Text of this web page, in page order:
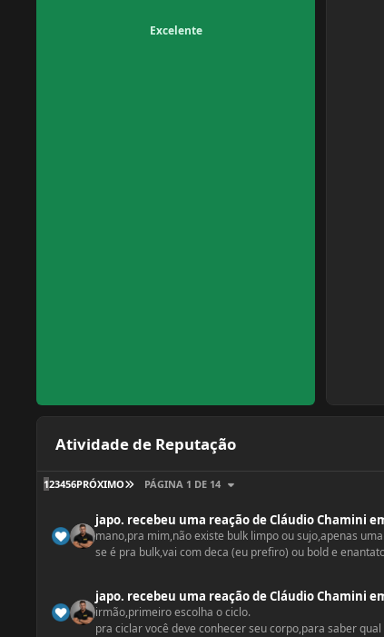
Excelente
Atividade de Reputação
123456PRÓXIMO ÚLTIMA PÁGINA
PÁGINA 1 DE 14
japo. recebeu uma reaçãodeCláudio Chamini
mano,pra mim,não existe bulk limpo ou sujo,apenas
se é pra bulk,vai com deca (eu prefiro) ou bold e
japo. recebeu uma reaçãodeCláudio Chamini
irmão,primeiro escolha o ciclo.
pra ciclar você deve conhecer seu corpo,para saber